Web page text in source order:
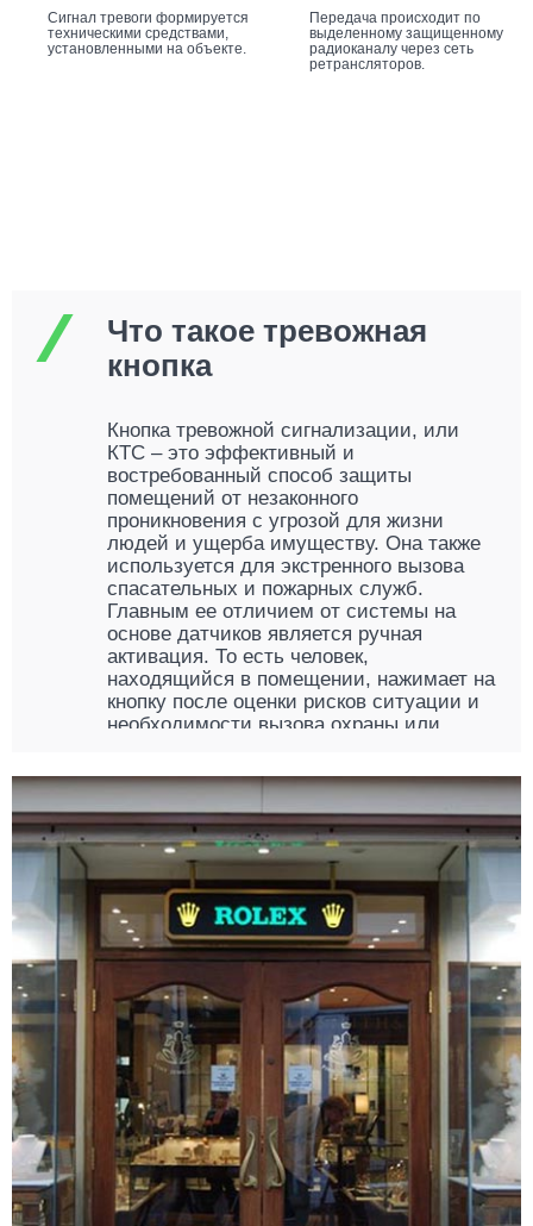
Сигнал тревоги формируется
техническими средствами,
установленными на объекте.
Передача происходит по
выделенному защищенному
радиоканалу через сеть
ретрансляторов.
Что такое тревожная
кнопка
Кнопка тревожной сигнализации, или
КТС – это эффективный и
востребованный способ защиты
помещений от незаконного
проникновения с угрозой для жизни
людей и ущерба имуществу. Она также
используется для экстренного вызова
спасательных и пожарных служб.
Главным ее отличием от системы на
основе датчиков является ручная
активация. То есть человек,
находящийся в помещении, нажимает на
кнопку после оценки рисков ситуации и
необходимости вызова охраны или
месте, если при ее нажатии вызывается
служба вневедомственной охраны или
ЧОП, и на самом видном месте, если
при нажатии прибывают экстренные
службы. Благодаря этому, реакция на
угрозу максимально быстрая, что
гарантирует предупреждение ограбления
или распространения пожара.
Компания «КРОНА» предлагает
современный комплект тревожной
сигнализации, который включает:
контрольную панель;
стационарную КТС.
Эти устройства обеспечат защиту на
объекте, исключив неприятные и
опасные ситуации, предупредив